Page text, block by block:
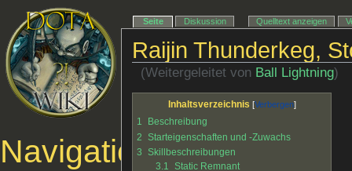
Raijin Thunderkeg,
(Weitergeleitet von Ball Lightning)
Inhaltsverzeichnis
1
Beschreibung
2 Starteigenschaften und -Zuwachs
3 Skillbeschreibungen
3.1
Static Remnant
Navigationsmenü
Seite Diskussion Quelltext anzeigen